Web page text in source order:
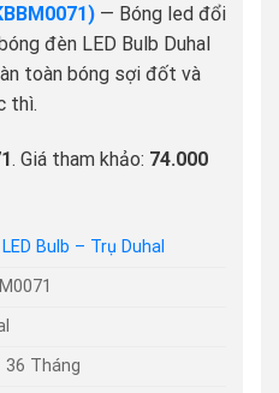
— Bóng led đổi
đèn LED Bulb Duhal
toàn bóng sợi đốt và
thì.
. Giá tham khảo: 74.000
Bulb – Trụ Duhal
36 Tháng